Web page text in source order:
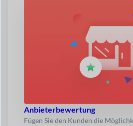
Anbieterbewertung
Fügen Sie den Kunden die